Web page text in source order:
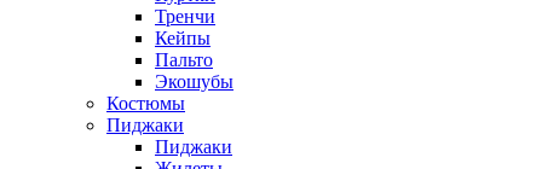
Тренчи
Кейпы
Пальто
Экошубы
Костюмы
Пиджаки
Пиджаки